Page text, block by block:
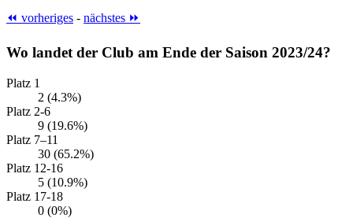
⏪ vorheriges - nächstes ⏩
Wo landet der Club am Ende der Saison 2023/24?
Platz 1
2 (4.3%)
Platz 2-6
9 (19.6%)
Platz 7–11
30 (65.2%)
Platz 12-16
5 (10.9%)
Platz 17-18
0 (0%)